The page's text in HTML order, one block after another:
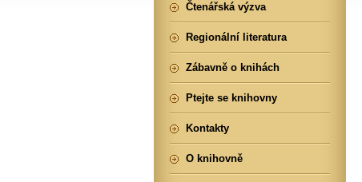
Čtenářská výzva
Regionální literatura
Zábavně o knihách
Ptejte se knihovny
Kontakty
O knihovně